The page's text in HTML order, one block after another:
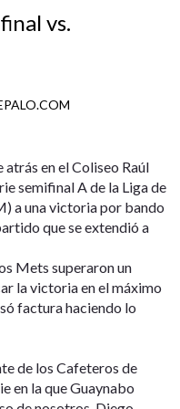
vs.
en el Coliseo Raúl
semifinal A de la Liga de
a una victoria por bando
que se extendió a
Mets superaron un
la victoria en el máximo
factura haciendo lo
de los Cafeteros de
en la que Guaynabo